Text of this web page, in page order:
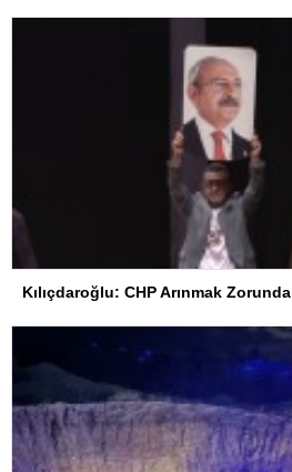
Kılıçdaroğlu: CHP Arınmak Zorunda